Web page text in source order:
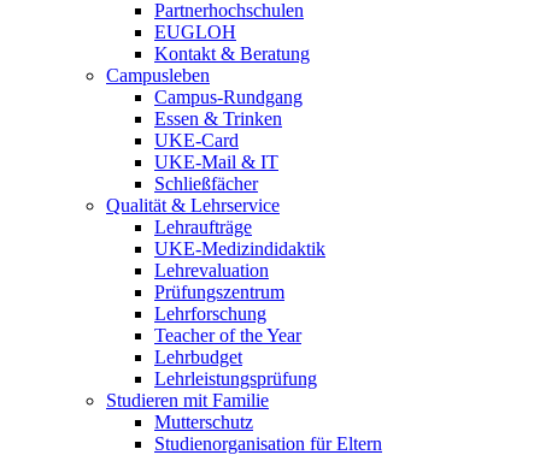
Partnerhochschulen
EUGLOH
Kontakt & Beratung
Campusleben
Campus-Rundgang
Essen & Trinken
UKE-Card
UKE-Mail & IT
Schließfächer
Qualität & Lehrservice
Lehraufträge
UKE-Medizindidaktik
Lehrevaluation
Prüfungszentrum
Lehrforschung
Teacher of the Year
Lehrbudget
Lehrleistungsprüfung
Studieren mit Familie
Mutterschutz
Studienorganisation für Eltern